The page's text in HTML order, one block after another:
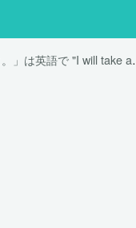
「責任は全て